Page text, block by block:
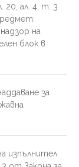
20, ал. 4, т. 3
на
блок в
за
изпълнител